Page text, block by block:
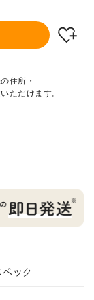
住所・
ただけます。
ペック